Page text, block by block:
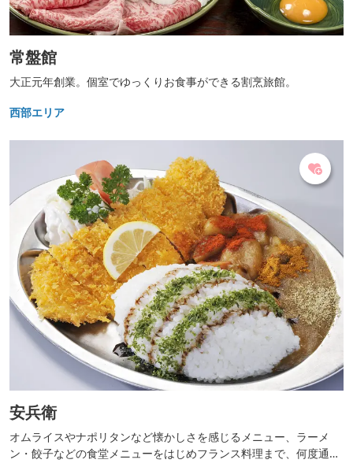
常盤館
大正元年創業。個室でゆっくりお食事ができる割烹旅館。
西部エリア
安兵衛
オムライスやナポリタンなど懐かしさを感じるメニュー、ラーメ
ン・餃子などの食堂メニューをはじめフランス料理まで、何度通っ